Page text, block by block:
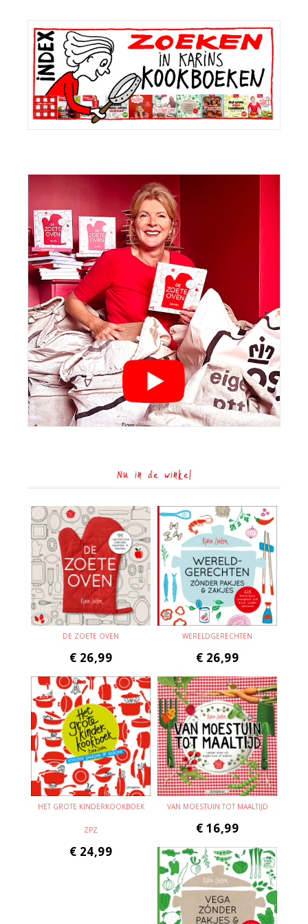
Primaire
Sidebar
Nu in de winkel
DE ZOETE OVEN
€ 26,99
WERELDGERECHTEN
€ 26,99
HET GROTE KINDERKOOKBOEK
ZPZ
€ 24,99
VAN MOESTUIN TOT MAALTIJD
€ 16,99